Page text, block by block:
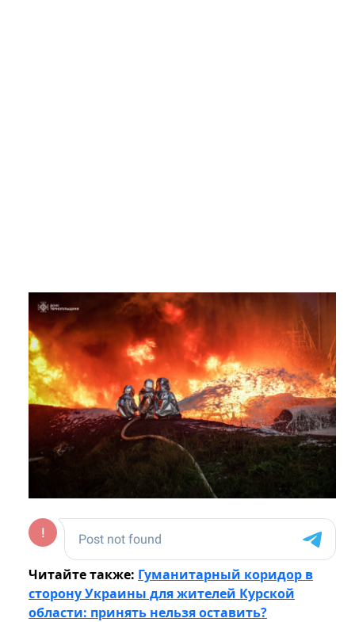
Читайте также: Гуманитарный коридор в
сторону Украины для жителей Курской
области: принять нельзя оставить?